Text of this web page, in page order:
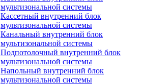
мультизональной системы
Кассетный внутренний блок
мультизональной системы
Канальный внутренний блок
мультизональной системы
Подпотолочный внутренний блок
мультизональной системы
Напольный внутренний блок
мультизональной системы